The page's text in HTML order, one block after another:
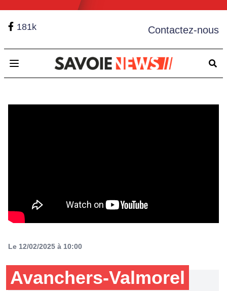
181k Contactez-nous
Open main menu
Le 12/02/2025 à 10:00
Avanchers-Valmorel